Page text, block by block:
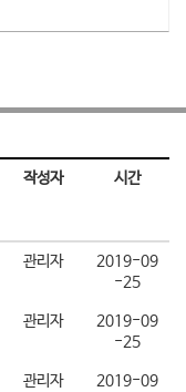
g
작성자 시간
관리자
2019-09
-25
관리자
2019-09
-25
관리자
2019-09